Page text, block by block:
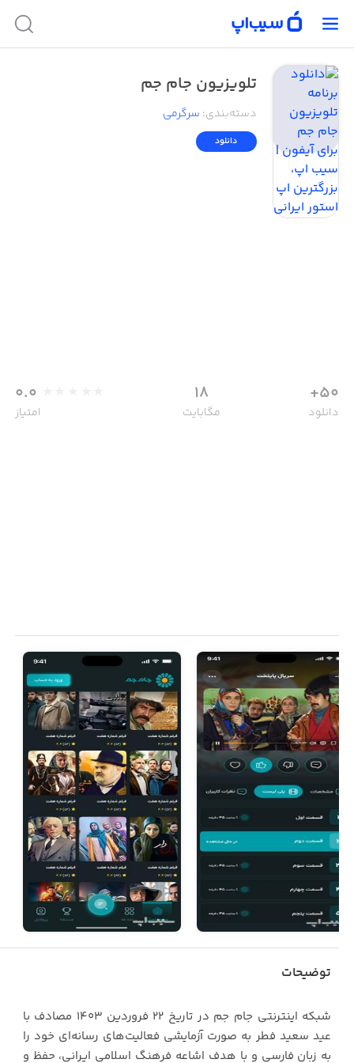
تلویزیون جام جم
دسته‌بندی: سرگرمی
دانلود
50+
دانلود
18
مگابایت
0.0
امتیاز
توضیحات
شبکه اینترنتی جام جم در تاریخ 22 فروردین 1403 مصادف با
عید سعید فطر به صورت آزمایشی فعالیت‌های رسانه‌ای خود را
به زبان فارسی و با هدف اشاعه فرهنگ اسلامی ایرانی، حفظ و